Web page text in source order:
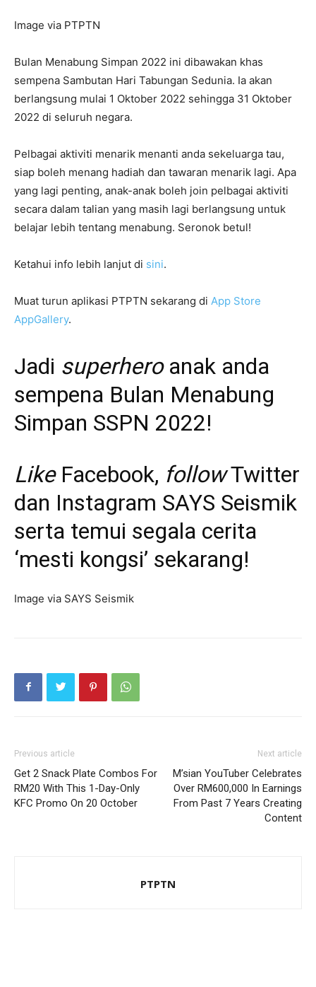
Image via PTPTN
Bulan Menabung Simpan 2022 ini dibawakan khas
sempena Sambutan Hari Tabungan Sedunia. Ia akan
berlangsung mulai 1 Oktober 2022 sehingga 31 Oktober
2022 di seluruh negara.
Pelbagai aktiviti menarik menanti anda sekeluarga tau,
siap boleh menang hadiah dan tawaran menarik lagi. Apa
yang lagi penting, anak-anak boleh join pelbagai aktiviti
secara dalam talian yang masih lagi berlangsung untuk
belajar lebih tentang menabung. Seronok betul!
Ketahui info lebih lanjut di sini.
Muat turun aplikasi PTPTN sekarang di App Store
AppGallery.
Jadi superheroanak anda
sempena Bulan Menabung
Simpan SSPN 2022!
Like Facebook, followTwitter
dan Instagram SAYS Seismik
serta temui segala cerita
‘mesti kongsi’ sekarang!
Image via SAYS Seismik
Previous article
Get 2 Snack Plate Combos For
RM20 With This 1-Day-Only
KFC Promo On 20 October
Next article
M’sian YouTuber Celebrates
Over RM600,000 In Earnings
From Past 7 Years Creating
Content
PTPTN